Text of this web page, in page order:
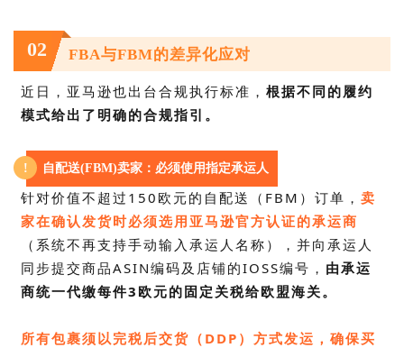
02 FBA与FBM的差异化应对
近日，亚马逊也出台合规执行标准， 根据不同的履约
模式给出了明确的合规指引。
! 自配送(FBM)卖家：必须使用指定承运人
针对价值不超过150欧元的自配送（FBM）订单， 卖
家在确认发货时必须选用亚马逊官方认证的承运商
（系统不再支持手动输入承运人名称），并向 承运人
同步提交商品ASIN编码及店铺的IOSS编号 ， 由承运
商统一代缴每件3欧元的固定关税给欧盟海关。
所有包裹须以完税后交货（DDP）方式发运，确保买